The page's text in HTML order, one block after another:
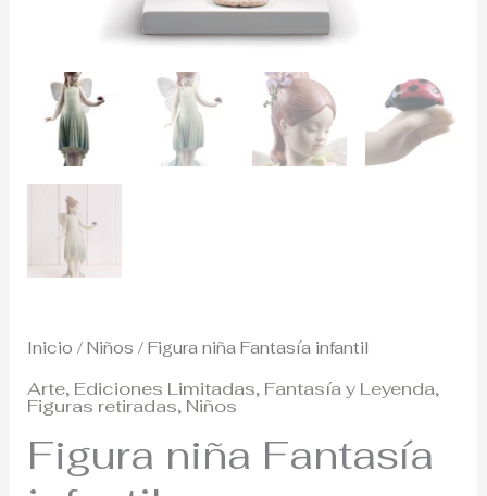
Inicio /Niños / Figura niña Fantasía infantil
Arte, Ediciones Limitadas, Fantasía y Leyenda,
Figuras retiradas, Niños
Figura niña Fantasía